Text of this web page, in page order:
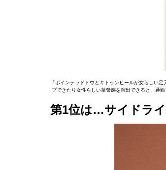
「ポインテッドトウとキトゥンヒールが女らしい
プできたり女性らしい華奢感を演出できると、通
第1位は…サイドラ